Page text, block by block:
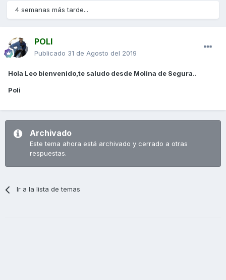
4 semanas más tarde...
POLI
Publicado 31 de Agosto del 2019
Hola Leo bienvenido,te saludo desde Molina de Segura..
Poli
Archivado
Este tema ahora está archivado y cerrado a otras
respuestas.
Ir a la lista de temas